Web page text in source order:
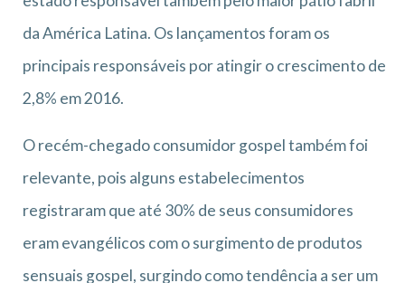
da América Latina. Os lançamentos foram os
principais responsáveis por atingir o crescimento de
2,8% em 2016.
O recém-chegado consumidor gospel também foi
relevante, pois alguns estabelecimentos
registraram que até 30% de seus consumidores
eram evangélicos com o surgimento de produtos
sensuais gospel, surgindo como tendência a ser um